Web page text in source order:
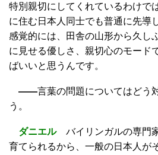
特別親切にしてくれているわけで
に住む日本人同士でも普通に先導
感覚的には、田舎の山形から久し
に見せる優しさ、親切心のモード
ばいいと思うんです。
——言葉の問題についてはどう
う。
ダニエルバイリンガルの専門
育てられるから、一般の日本人が